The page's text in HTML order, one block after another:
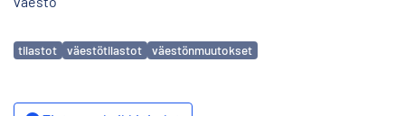
Avainsanat
tilastot väestötilastot väestönmuutokset